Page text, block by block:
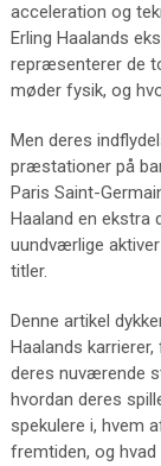
acceleration og
Erling Haalands
repræsenterer de
møder fysik, og
Men deres
præstationer på
Paris Saint-
Haaland en ekstra
uundværlige
titler.
Denne artikel
Haalands
deres nuværende
hvordan deres
spekulere i, hvem
fremtiden, og